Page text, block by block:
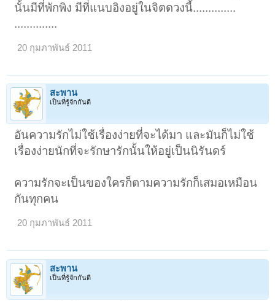
นั้นมีที่พักพิง มีที่แนบอิงอยู่ในจิตดวงนี้..............
..............
20 กุมภาพันธ์ 2011
สะพาน
เป็นที่รู้จักกันดี
อันความรักไม่ใช้เรื่องง่ายที่จะได้มา และมันก็ไม่ใช้
เรื่องง่ายนักที่จะรักษารักนั้นให้อยู่เป็นนิรันดร์
ความรักจะเป็นของใครก็ตามความรักก็เสมอเหมือน
กันทุกคน
20 กุมภาพันธ์ 2011
สะพาน
เป็นที่รู้จักกันดี